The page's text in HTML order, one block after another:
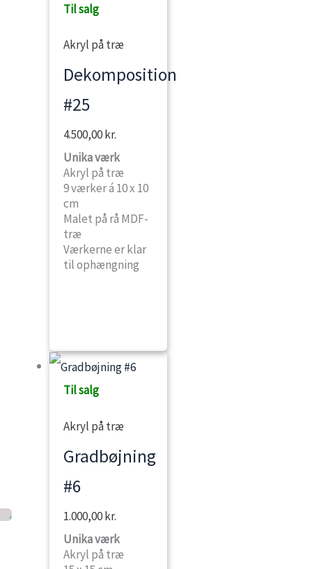
Til salg
Akryl på træ
Dekomposition
#25
4.500,00kr.
Unika værk
Akryl på træ
9 værker á 10 x 10
cm
Malet på rå MDF-
træ
Værkerne er klar
til ophængning
Til salg
Akryl på træ
Gradbøjning
#6
1.000,00kr.
Unika værk
Akryl på træ